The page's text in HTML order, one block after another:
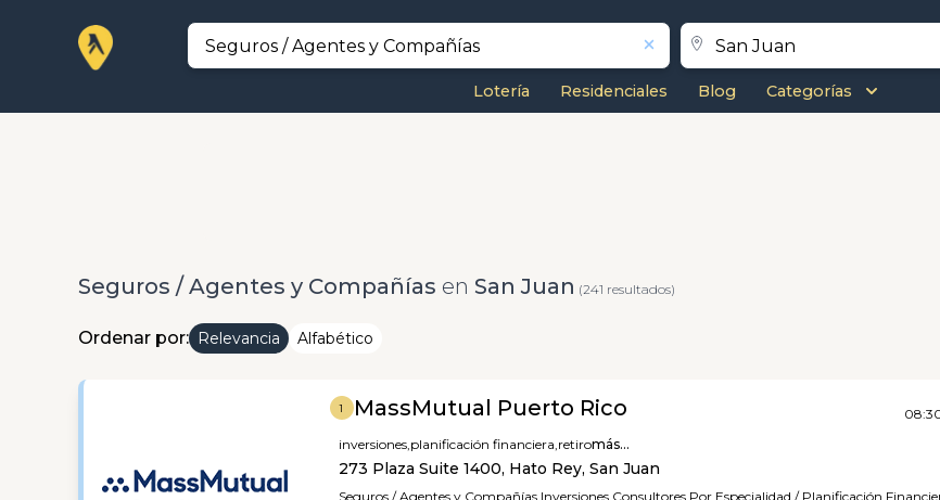
Lotería Residenciales Blog Categorías
Seguros / Agentes y Compañías en San Juan (241 resultados)
Ordenar por: Relevancia Alfabético
1 MassMutual Puerto Rico
inversiones,planificación financiera,retiromás...
273 Plaza Suite 1400, Hato Rey, San Juan
Seguros / Agentes y Compañías,Inversiones,Consultores Por Especialidad / Planificación